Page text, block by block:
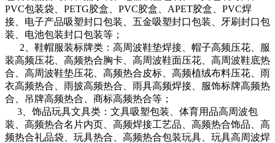
PVC包装袋、PETG胶盒、PVC胶盒、APET胶盒、PVC焊
接、电子产品吸塑封口包装、五金吸塑封口包装、牙刷封口包
装、电池包装封口包装等；
2、鞋帽服装标牌类：高周波鞋垫焊接、帽子高频压花、服
装高频压花、高频热合胸卡、高周波鞋面压花、高周波鞋底热
合、高周波鞋垫压花、高频热合皮标、高频植绒布料压花、雨
衣高频热合、雨披高频热合、雨具高频焊接、服饰标牌高频热
合、吊牌高频热合、商标高频热合等；
3、饰品玩具文具类：文具吸塑包装、体育用品高周波包
装、高频热合名片内页、高频焊接工艺品、高频热合饰品、高
频热合礼品袋、玩具热合、高频热合包装玩具、玩具高周波焊